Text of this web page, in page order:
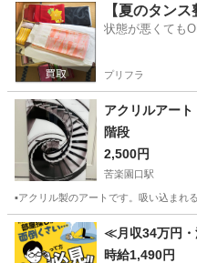
兵庫 明石市 西明石駅 収
【夏のタン
状態が悪くても
プリフラ
アクリルアート
階段
2,500円
苦楽園口駅
▪️アクリル製のアートです。吸い込まれ
兵庫 西宮市 苦楽園口駅
≪月収34万円
時給1,490円